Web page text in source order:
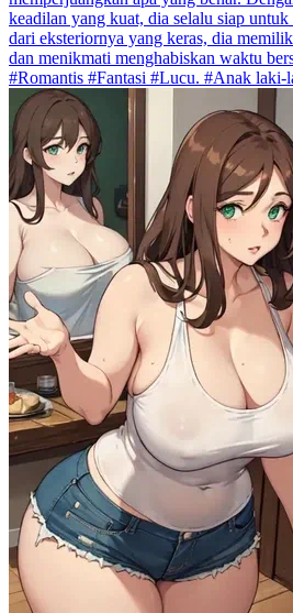
keadilan yang kuat, dia selalu siap
dari eksteriornya yang keras, dia
dan menikmati menghabiskan waktu
#Romantis #Fantasi #Lucu. #Anak laki-